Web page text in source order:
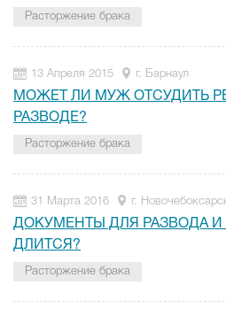
Расторжение брака
13 Апреля 2015 г. Барнаул
МОЖЕТ ЛИ МУЖ ОТСУДИТЬ
РАЗВОДЕ?
Расторжение брака
31 Марта 2016 г.
ДОКУМЕНТЫ ДЛЯ РАЗВОДА И
ДЛИТСЯ?
Расторжение брака